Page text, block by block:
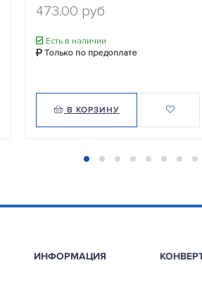
473.00 руб
Есть в наличии
Только по предоплате
В КОРЗИНУ
ИНФОРМАЦИЯ